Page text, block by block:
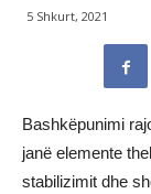
5 Shkurt, 2021
Bashkëpunimi
janë elemente
stabilizimit dhe